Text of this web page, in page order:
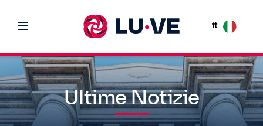
it
Ultime Notizie